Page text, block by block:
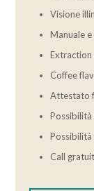
Visione
Manuale
Extraction
Coffee
Attestato
Possibilità
Possibilità
Call